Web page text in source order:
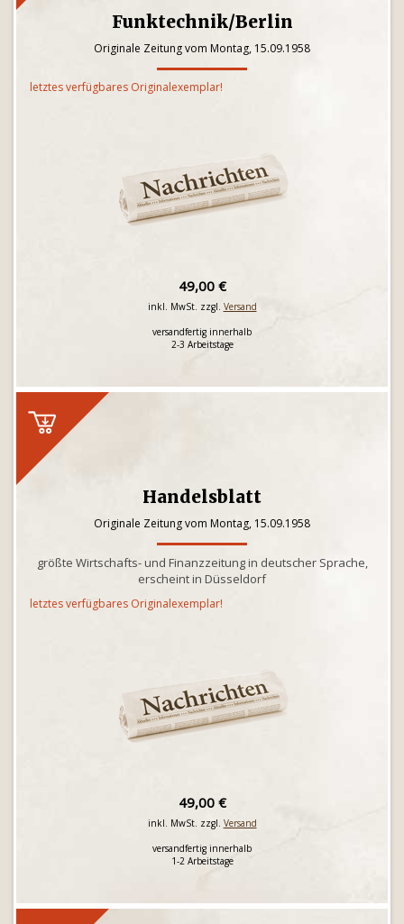
Funktechnik/Berlin
Originale Zeitung vom Montag, 15.09.1958
letztes verfügbares Originalexemplar!
49,00 €
inkl. MwSt. zzgl. Versand
versandfertig innerhalb
2-3 Arbeitstage
Handelsblatt
Originale Zeitung vom Montag, 15.09.1958
größte Wirtschafts- und Finanzzeitung in deutscher Sprache,
erscheint in Düsseldorf
letztes verfügbares Originalexemplar!
49,00 €
inkl. MwSt. zzgl. Versand
versandfertig innerhalb
1-2 Arbeitstage